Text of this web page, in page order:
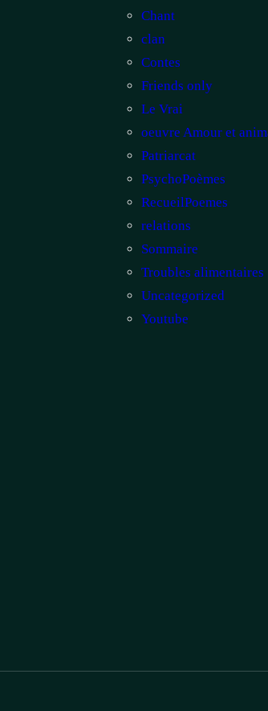
Chant
clan
Contes
Friends only
Le Vrai
oeuvre Amour et
Patriarcat
PsychoPoèmes
RecueilPoemes
relations
Sommaire
Troubles alimentaires
Uncategorized
Youtube